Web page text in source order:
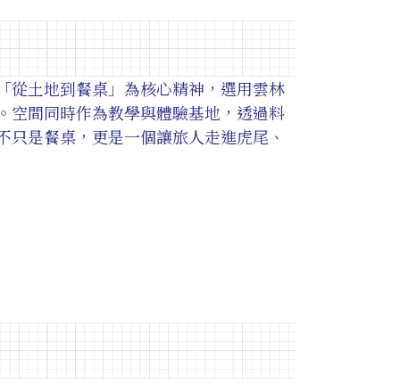
從土地到餐桌」為核心精神，選用雲林
空間同時作為教學與體驗基地，透過料
是餐桌，更是一個讓旅人走進虎尾、